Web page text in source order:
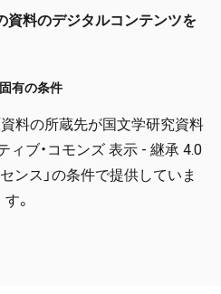
資料のデジタルコンテンツを
有の条件
料の所蔵先が国文学研究資料
ィブ・コモンズ 表示 - 継承 4.0
ンス」の条件で提供していま
す。